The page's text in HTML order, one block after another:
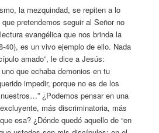
la mezquindad, se repiten a lo
pretendemos seguir al Señor no
evangélica que nos brinda la
40), es un vivo ejemplo de ello. Nada
amado”, le dice a Jesús:
que echaba demonios en tu
impedir, porque no es de los
¿Podemos pensar en una
más discriminatoria, más
esa? ¿Dónde quedó aquello de “en